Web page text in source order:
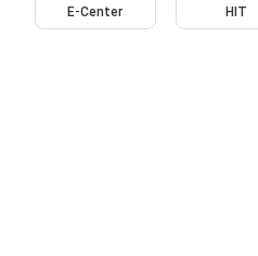
E-Center HIT